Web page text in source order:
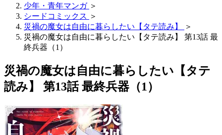
少年・青年マンガ ＞
シードコミックス ＞
災禍の魔女は自由に暮らしたい【タテ読み】
＞
災禍の魔女は自由に暮らしたい【タテ読み】 第13話 最
終兵器（1）
災禍の魔女は自由に暮らしたい【タテ
読み】 第13話 最終兵器（1）